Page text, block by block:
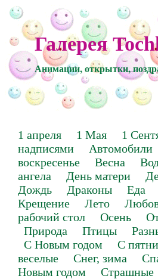
Галерея
Анимации, открытки,
1 апреля 1 Мая 1
надписями
Автомобили
воскресенье
Весна
ангела
День матери
Дождь
Драконы Еда
Крещение
Лето
рабочий стол
Осень
Природа
Птицы
С Новым годом
С
веселые
Снег, зима
Новым годом
Страшные